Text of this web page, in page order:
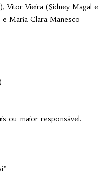
Vítor Vieira (Sidney Magal e
Maria Clara Manesco
ou maior responsável.